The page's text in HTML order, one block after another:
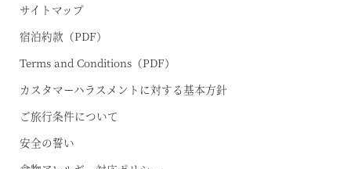
サイトマップ
宿泊約款（PDF）
Terms and Conditions（PDF）
カスタマーハラスメントに対する基本方針
ご旅行条件について
安全の誓い